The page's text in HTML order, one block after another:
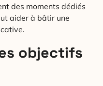
des moments dédiés
aider à bâtir une
objectifs